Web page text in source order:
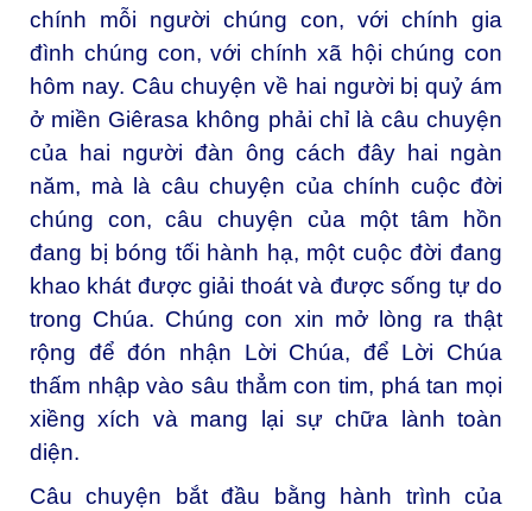
chính mỗi người chúng con, với chính gia
đình chúng con, với chính xã hội chúng con
hôm nay. Câu chuyện về hai người bị quỷ ám
ở miền Giêrasa không phải chỉ là câu chuyện
của hai người đàn ông cách đây hai ngàn
năm, mà là câu chuyện của chính cuộc đời
chúng con, câu chuyện của một tâm hồn
đang bị bóng tối hành hạ, một cuộc đời đang
khao khát được giải thoát và được sống tự do
trong Chúa. Chúng con xin mở lòng ra thật
rộng để đón nhận Lời Chúa, để Lời Chúa
thấm nhập vào sâu thẳm con tim, phá tan mọi
xiềng xích và mang lại sự chữa lành toàn
diện.
Câu chuyện bắt đầu bằng hành trình của